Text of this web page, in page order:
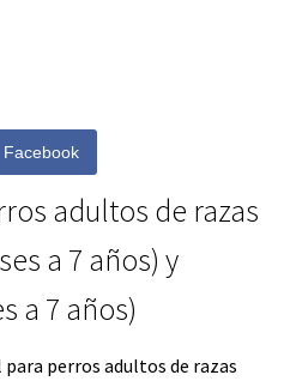
Facebook
adultos de razas
a 7 años) y
a 7 años)
perros adultos de razas